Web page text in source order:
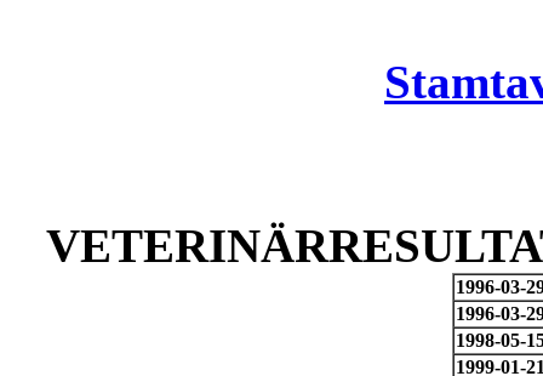
1996-03-
1996-03-
1998-05-
1999-01-